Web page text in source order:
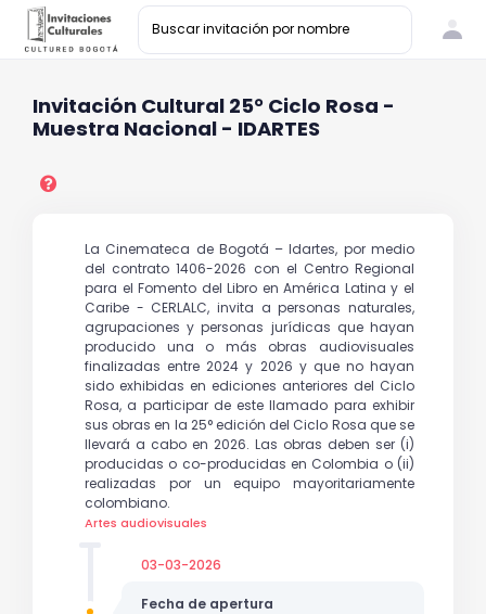
Invitación Cultural 25° Ciclo Rosa -
Muestra Nacional - IDARTES
La Cinemateca de Bogotá – Idartes, por medio
del contrato 1406-2026 con el Centro Regional
para el Fomento del Libro en América Latina y el
Caribe - CERLALC, invita a personas naturales,
agrupaciones y personas jurídicas que hayan
producido una o más obras audiovisuales
finalizadas entre 2024 y 2026 y que no hayan
sido exhibidas en ediciones anteriores del Ciclo
Rosa, a participar de este llamado para exhibir
sus obras en la 25° edición del Ciclo Rosa que se
llevará a cabo en 2026. Las obras deben ser (i)
producidas o co-producidas en Colombia o (ii)
realizadas por un equipo mayoritariamente
colombiano.
Artes audiovisuales
03-03-2026
Fecha de apertura